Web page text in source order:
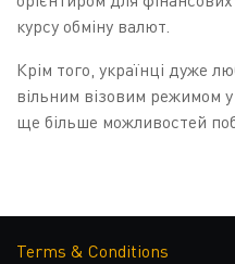
курсу обміну валют.
Крім того, українці дуже
вільним візовим режимом
ще більше можливостей
ЯК
Terms & Conditions